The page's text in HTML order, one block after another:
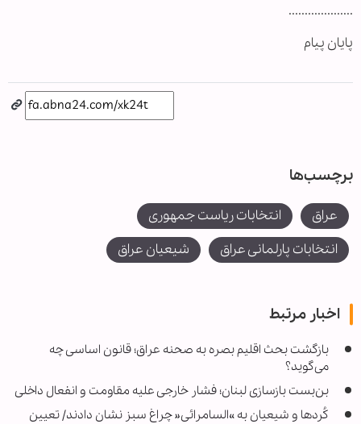
....................
پایان پیام
برچسب‌ها
عراق
انتخابات ریاست جمهوری
انتخابات پارلمانی عراق
شیعیان عراق
اخبار مرتبط
بازگشت بحث اقلیم بصره به صحنه عراق؛ قانون اساسی چه
می‌گوید؟
بن‌بست بازسازی لبنان؛ فشار خارجی علیه مقاومت و انفعال داخلی
کُردها و شیعیان به »السامرائی« چراغ سبز نشان دادند/ تعیین